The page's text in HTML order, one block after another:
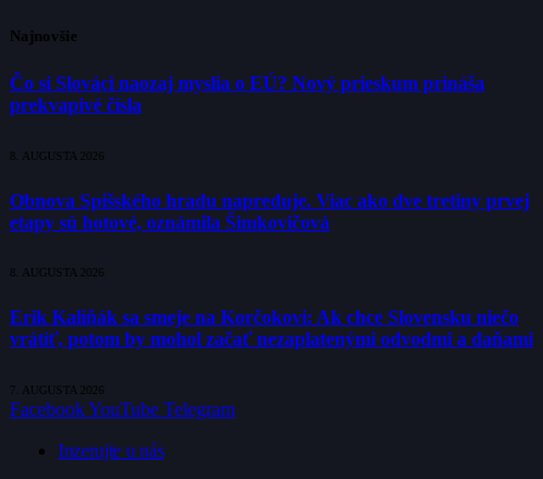
Najnovšie
Čo si Slováci naozaj myslia o EÚ? Nový prieskum prináša
prekvapivé čísla
8. AUGUSTA 2026
Obnova Spišského hradu napreduje. Viac ako dve tretiny prvej
etapy sú hotové, oznámila Šimkovičová
8. AUGUSTA 2026
Erik Kaliňák sa smeje na Korčokovi: Ak chce Slovensku niečo
vrátiť, potom by mohol začať nezaplatenými odvodmi a daňami
7. AUGUSTA 2026
FacebookYouTube Telegram
Inzerujte u nás